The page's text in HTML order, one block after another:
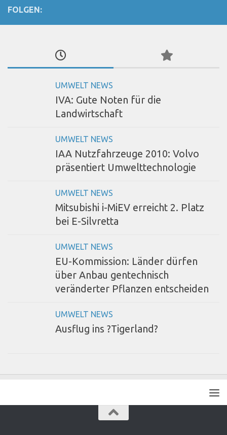
FOLGEN:
UMWELT NEWS
IVA: Gute Noten für die
Landwirtschaft
UMWELT NEWS
IAA Nutzfahrzeuge 2010: Volvo
präsentiert Umwelttechnologie
UMWELT NEWS
Mitsubishi i-MiEV erreicht 2. Platz
bei E-Silvretta
UMWELT NEWS
EU-Kommission: Länder dürfen
über Anbau gentechnisch
veränderter Pflanzen entscheiden
UMWELT NEWS
Ausflug ins ?Tigerland?